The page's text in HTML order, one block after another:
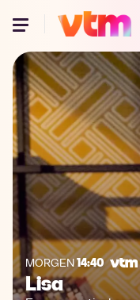
Voor je onze
best je
van de
Google
Firefox
Safari
Microsoft
MORGEN14:40
Lisa